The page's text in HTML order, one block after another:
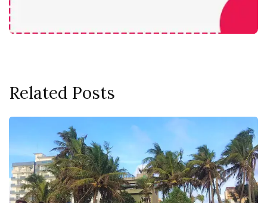
Related Posts